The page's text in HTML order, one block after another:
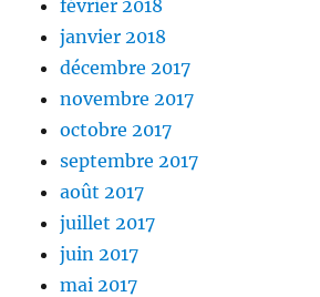
février 2018
janvier 2018
décembre 2017
novembre 2017
octobre 2017
septembre 2017
août 2017
juillet 2017
juin 2017
mai 2017